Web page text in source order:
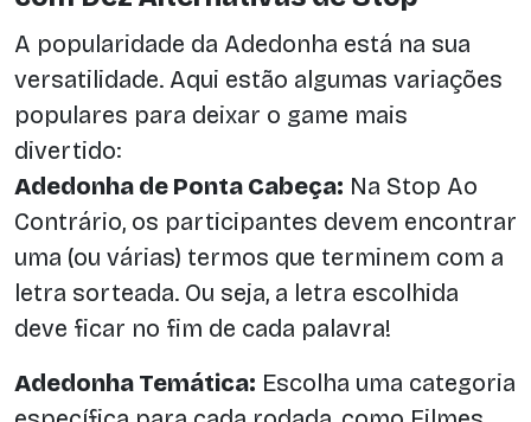
A popularidade da Adedonha está na sua
versatilidade. Aqui estão algumas variações
populares para deixar o game mais
divertido:
Adedonha de Ponta Cabeça: Na Stop Ao
Contrário, os participantes devem encontrar
uma (ou várias) termos que terminem com a
letra sorteada. Ou seja, a letra escolhida
deve ficar no fim de cada palavra!
Adedonha Temática: Escolha uma categoria